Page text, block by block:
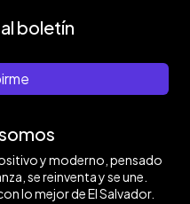
boletín
y moderno, pensado
se reinventa y se une.
lo mejor de El Salvador.